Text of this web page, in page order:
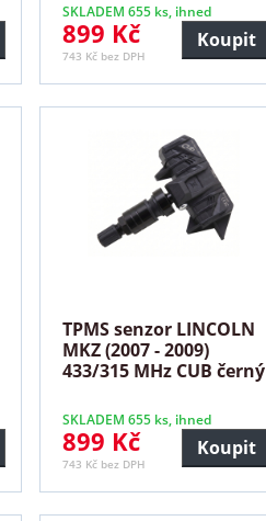
SKLADEM 655 ks, ihned
899 Kč
743 Kč bez DPH
Koupit
TPMS senzor LINCOLN
MKZ (2007 - 2009)
433/315 MHz CUB černý
SKLADEM 655 ks, ihned
899 Kč
743 Kč bez DPH
Koupit